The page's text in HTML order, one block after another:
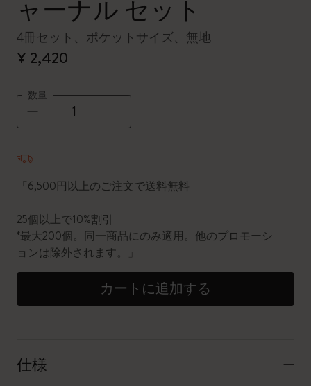
ャーナル セット
4冊セット、ポケットサイズ、無地
¥ 2,420
数量
「6,500円以上のご注文で送料無料
25個以上で10%割引
*最大200個。同一商品にのみ適用。他のプロモーシ
ョンは除外されます。」
カートに追加する
仕様